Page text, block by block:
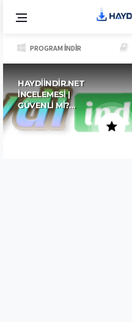
PROGRAM İNDIR
HAYDIINDIR.NET
İNCELEMESI |
GÜVENLI MI?…